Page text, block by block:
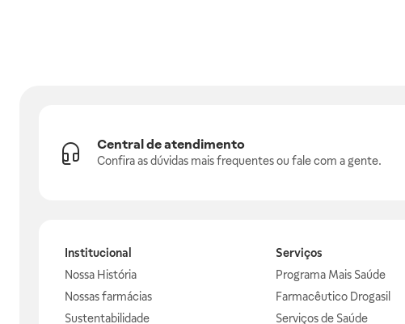
Central de atendimento
Confira as dúvidas mais frequentes ou fale com a gente.
Institucional
Nossa História
Nossas farmácias
Sustentabilidade
Serviços
Programa Mais Saúde
Farmacêutico Drogasil
Serviços de Saúde